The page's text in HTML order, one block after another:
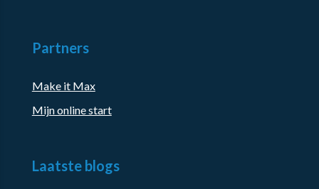
Partners
Make it Max
Mijn online start
Laatste blogs